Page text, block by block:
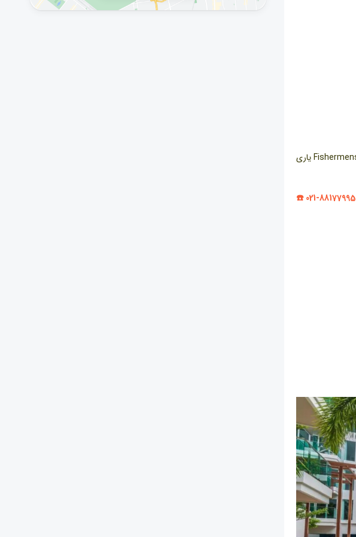
آژانس مسافرتی آسمان سپید با ارائه بهترین خدمات و پکیج‌های ویژه، می‌تواند شما را در رزرو هتل Fishermens Harbour Urban Resort یاری
021-88177995 ☎️